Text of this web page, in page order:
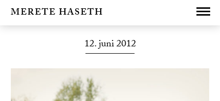
MERETE HASETH
12. juni 2012